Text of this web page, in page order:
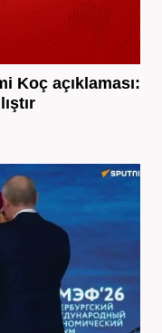
Koç açıklaması: